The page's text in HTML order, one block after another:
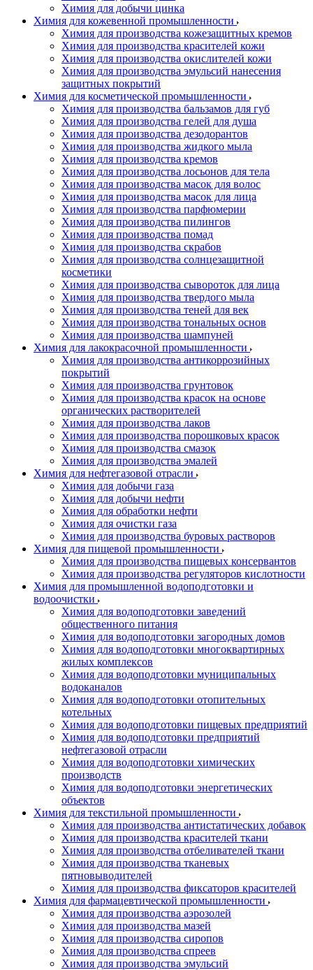
Химия для добычи цинка
Химия для кожевенной промышленности
Химия для производства кожезащитных кремов
Химия для производства красителей кожи
Химия для производства окислителей кожи
Химия для производства эмульсий нанесения
защитных покрытий
Химия для косметической промышленности
Химия для производства бальзамов для губ
Химия для производства гелей для душа
Химия для производства дезодорантов
Химия для производства жидкого мыла
Химия для производства кремов
Химия для производства лосьонов для тела
Химия для производства масок для волос
Химия для производства масок для лица
Химия для производства парфюмерии
Химия для производства пилингов
Химия для производства помад
Химия для производства скрабов
Химия для производства солнцезащитной
косметики
Химия для производства сывороток для лица
Химия для производства твердого мыла
Химия для производства теней для век
Химия для производства тональных основ
Химия для производства шампуней
Химия для лакокрасочной промышленности
Химия для производства антикоррозийных
покрытий
Химия для производства грунтовок
Химия для производства красок на основе
органических растворителей
Химия для производства лаков
Химия для производства порошковых красок
Химия для производства смазок
Химия для производства эмалей
Химия для нефтегазовой отрасли
Химия для добычи газа
Химия для добычи нефти
Химия для обработки нефти
Химия для очистки газа
Химия для производства буровых растворов
Химия для пищевой промышленности
Химия для производства пищевых консервантов
Химия для производства регуляторов кислотности
Химия для промышленной водоподготовки и
водоочистки
Химия для водоподготовки заведений
общественного питания
Химия для водоподготовки загородных домов
Химия для водоподготовки многоквартирных
жилых комплексов
Химия для водоподготовки муниципальных
водоканалов
Химия для водоподготовки отопительных
котельных
Химия для водоподготовки пищевых предприятий
Химия для водоподготовки предприятий
нефтегазовой отрасли
Химия для водоподготовки химических
производств
Химия для водоподготовки энергетических
объектов
Химия для текстильной промышленности
Химия для производства антистатических добавок
Химия для производства красителей ткани
Химия для производства отбеливателей ткани
Химия для производства тканевых
пятновыводителей
Химия для производства фиксаторов красителей
Химия для фармацевтической промышленности
Химия для производства аэрозолей
Химия для производства мазей
Химия для производства сиропов
Химия для производства спреев
Химия для производства эмульсий